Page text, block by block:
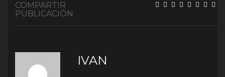
COMPARTIR
PUBLICACIÓN
IVAN